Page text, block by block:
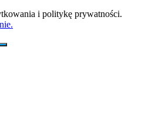
i politykę prywatności.